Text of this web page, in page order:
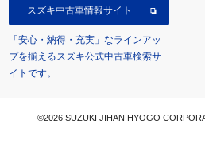
スズキ中古車情報サイト
「安心・納得・充実」なラインアッ
プを揃えるスズキ公式中古車検索サ
イトです。
©2026 SUZUKI JIHAN HYOGO